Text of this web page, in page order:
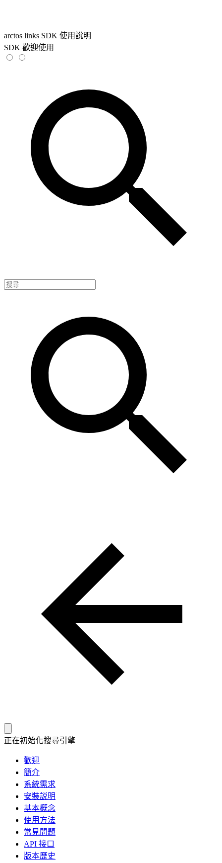
arctos links SDK 使用說明
SDK 歡迎使用
正在初始化搜尋引擎
歡迎
簡介
系統需求
安裝説明
基本概念
使用方法
常見問題
API 接口
版本歷史